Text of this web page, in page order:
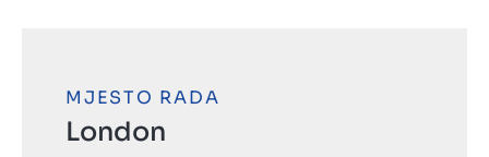
MJESTO RADA
London